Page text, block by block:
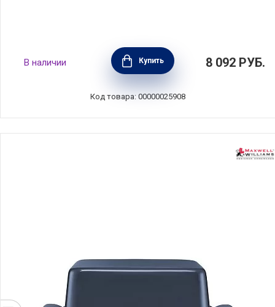
Масленка Regale 22,5х15,5х9 см, материал
керамика, Nuova Cer, Италия, 7378-RGE
В наличии Купить 8 092 РУБ.
Код товара: 00000025908